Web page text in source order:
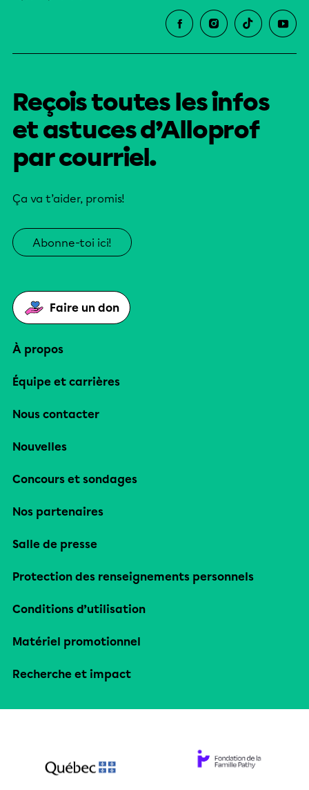
Reçois toutes les infos
et astuces d’Alloprof
par courriel.
Ça va t’aider, promis!
Abonne-toi ici!
Faire un don
À propos
Équipe et carrières
Nous contacter
Nouvelles
Concours et sondages
Nos partenaires
Salle de presse
Protection des renseignements personnels
Conditions d’utilisation
Matériel promotionnel
Recherche et impact